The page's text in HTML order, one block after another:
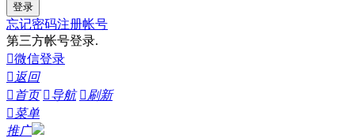
登录
忘记密码注册帐号
第三方帐号登录.
微信登录
 返回
 首页 导航 刷新
菜单
推广